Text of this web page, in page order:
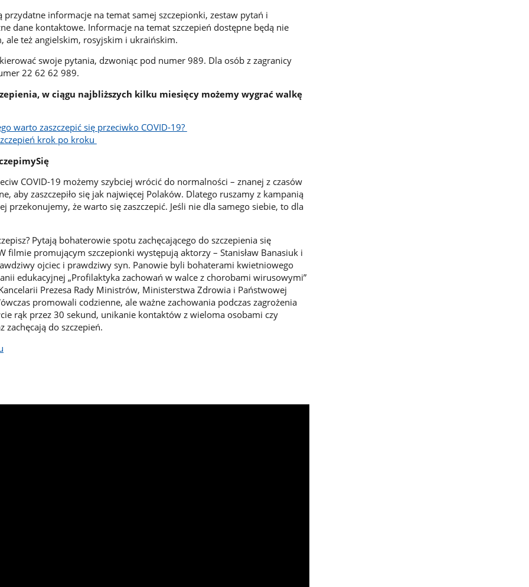
przydatne informacje na temat samej szczepionki, zestaw pytań i
dane kontaktowe. Informacje na temat szczepień dostępne będą nie
ale też angielskim, rosyjskim i ukraińskim.
swoje pytania, dzwoniąc pod numer 989. Dla osób z zagranicy
22 62 62 989.
w ciągu najbliższych kilku miesięcy możemy wygrać walkę
warto zaszczepić się przeciwko COVID-19?
krok po kroku
COVID-19 możemy szybciej wrócić do normalności – znanej z czasów
aby zaszczepiło się jak najwięcej Polaków. Dlatego ruszamy z kampanią
przekonujemy, że warto się zaszczepić. Jeśli nie dla samego siebie, to dla
Pytają bohaterowie spotu zachęcającego do szczepienia się
filmie promującym szczepionki występują aktorzy – Stanisław Banasiuk i
ojciec i prawdziwy syn. Panowie byli bohaterami kwietniowego
edukacyjnej „Profilaktyka zachowań w walce z chorobami wirusowymi”
Prezesa Rady Ministrów, Ministerstwa Zdrowia i Państwowej
promowali codzienne, ale ważne zachowania podczas zagrożenia
rąk przez 30 sekund, unikanie kontaktów z wieloma osobami czy
zachęcają do szczepień.